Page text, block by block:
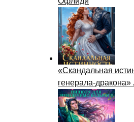
«Скандальная
генерала-